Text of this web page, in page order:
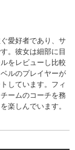
愛好者であり、サ
。彼女は細部に目
をレビューし比較
ルのプレイヤーが
しています。フィ
ームのコーチを務
楽しんでいます。